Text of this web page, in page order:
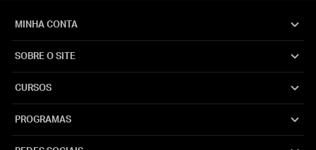
MINHA CONTA
SOBRE O SITE
CURSOS
PROGRAMAS